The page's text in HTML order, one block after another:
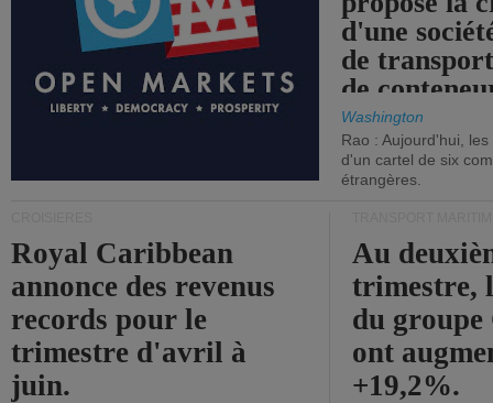
d'une
de
de
Washington
Rao : Aujourd'hui,
d'un cartel de six
étrangères.
Royal Caribbean
annonce des revenus
records pour le
trimestre d'avril à
juin.
Au
trimestre,
du
ont
+19,2%.